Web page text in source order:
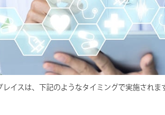
レイスは、下記のようなタイミングで実施されま